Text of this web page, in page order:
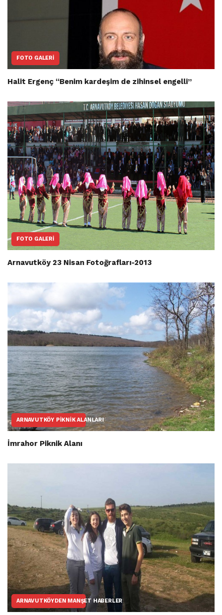
FOTO GALERI
Halit Ergenç “Benim kardeşim de zihinsel engelli”
FOTO GALERI
Arnavutköy 23 Nisan Fotoğrafları-2013
ARNAVUTKÖY PIKNIK ALANLARI
İmrahor Piknik Alanı
ARNAVUTKÖYDEN MANŞET HABERLER